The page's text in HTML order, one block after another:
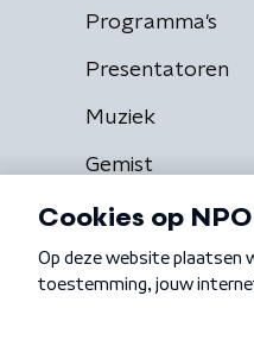
Programma's
Presentatoren
Muziek
Gemist
Algemene